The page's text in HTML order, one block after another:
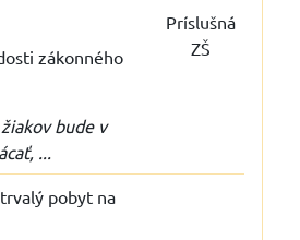
zákonného
bude v
...
Príslušná
ZŠ
pobyt na